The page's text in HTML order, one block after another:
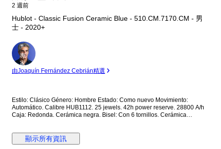
2 週前
Hublot - Classic Fusion Ceramic Blue - 510.CM.7170.CM - 男
士 - 2020+
專
家
由Joaquín Fernández Cebrián精選
Estilo: Clásico Género: Hombre Estado: Como nuevo Movimiento:
Automático. Calibre HUB1112. 25 jewels. 42h power reserve. 28800 A/h
Caja: Redonda. Cerámica negra. Bisel: Con 6 tornillos. Cerámica
central. Cristal: Zafiro. Plano. Antirreflejo. Correa: Cerámica Cierre: Con
logo. Con pulsadores. Deployante doble. Titanio Dimensiones: Diámetro
顯示所有資訊